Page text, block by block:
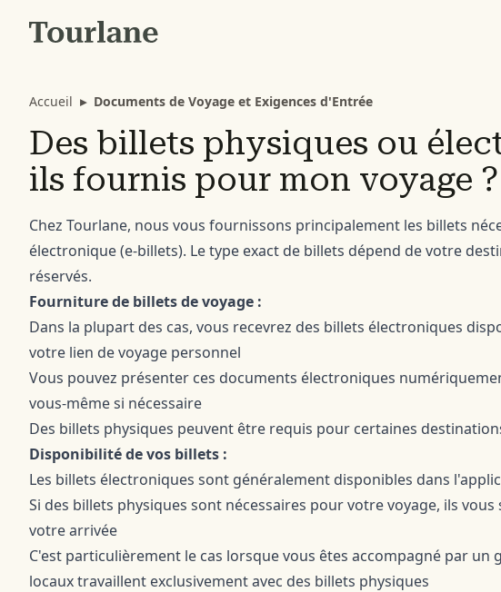
Accueil ▸ Documents de Voyage et Exigences d'Entrée
Des billets physiques ou
ils fournis pour mon voyage ?
Chez Tourlane, nous vous fournissons principalement les billets
électronique (e-billets). Le type exact de billets dépend de votre
réservés.
Fourniture de billets de voyage :
Dans la plupart des cas, vous recevrez des billets électroniques
votre lien de voyage personnel
Vous pouvez présenter ces documents électroniques
vous-même si nécessaire
Des billets physiques peuvent être requis pour certaines
Disponibilité de vos billets :
Les billets électroniques sont généralement disponibles dans
Si des billets physiques sont nécessaires pour votre voyage, ils
votre arrivée
C'est particulièrement le cas lorsque vous êtes accompagné par un
locaux travaillent exclusivement avec des billets physiques